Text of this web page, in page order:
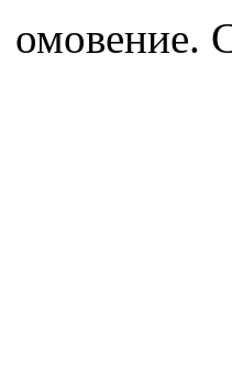
омовение.